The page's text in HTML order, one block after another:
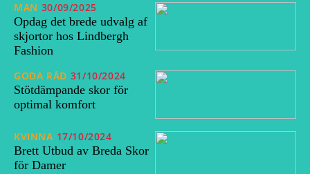
MAN 30/09/2025
Opdag det brede udvalg af
skjortor hos Lindbergh
Fashion
GODA RÅD 31/10/2024
Stötdämpande skor för
optimal komfort
KVINNA 17/10/2024
Brett Utbud av Breda Skor
för Damer